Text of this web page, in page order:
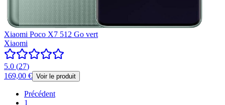
Xiaomi Poco X7 512 Go vert
Xiaomi
5.0 (27)
169,00 € Voir le produit
Précédent
1